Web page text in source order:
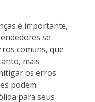
é importante,
se
comuns, que
mais
os erros
podem
para seus